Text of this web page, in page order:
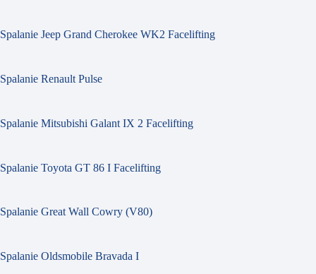
Spalanie Jeep Grand Cherokee WK2 Facelifting
Spalanie Renault Pulse
Spalanie Mitsubishi Galant IX 2 Facelifting
Spalanie Toyota GT 86 I Facelifting
Spalanie Great Wall Cowry (V80)
Spalanie Oldsmobile Bravada I